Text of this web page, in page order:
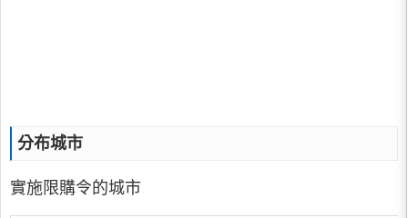
分布城市
實施限購令的城市